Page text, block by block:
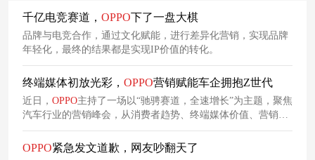
千亿电竞赛道， OPPO下了一盘大棋
品牌与电竞合作，通过文化赋能，进行差异化营销，实现品牌
年轻化，最终的结果都是实现IP价值的转化。
终端媒体初放光彩， OPPO营销赋能车企拥抱Z世代
近日， OPPO主持了一场以“驰骋赛道，全速增长”为主题，聚焦
汽车行业的营销峰会，从消费者趋势、终端媒体价值、营销方
法等板块，详细解析汽车行业未来在终端媒体上的营销理念及
趋势。
OPPO紧急发文道歉，网友吵翻天了